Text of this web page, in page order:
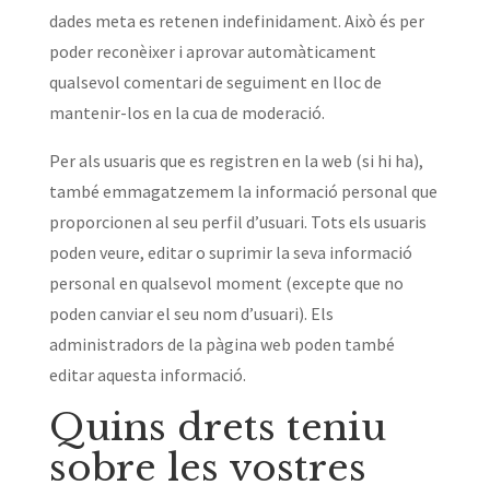
dades meta es retenen indefinidament. Això és per
poder reconèixer i aprovar automàticament
qualsevol comentari de seguiment en lloc de
mantenir-los en la cua de moderació.
Per als usuaris que es registren en la web (si hi ha),
també emmagatzemem la informació personal que
proporcionen al seu perfil d’usuari. Tots els usuaris
poden veure, editar o suprimir la seva informació
personal en qualsevol moment (excepte que no
poden canviar el seu nom d’usuari). Els
administradors de la pàgina web poden també
editar aquesta informació.
Quins drets teniu
sobre les vostres